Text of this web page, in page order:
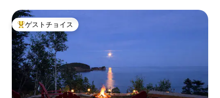
大好評のゲストチョイスです。
ゲストチョイス